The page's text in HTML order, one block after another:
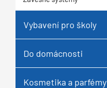
Vybavení pro školy
Do domácnosti
Kosmetika a parfémy